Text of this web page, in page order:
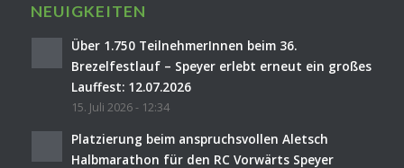
NEUIGKEITEN
Über 1.750 TeilnehmerInnen beim 36.
Brezelfestlauf – Speyer erlebt erneut ein großes
Lauffest: 12.07.2026
15. Juli 2026 - 12:34
Platzierung beim anspruchsvollen Aletsch
Halbmarathon für den RC Vorwärts Speyer